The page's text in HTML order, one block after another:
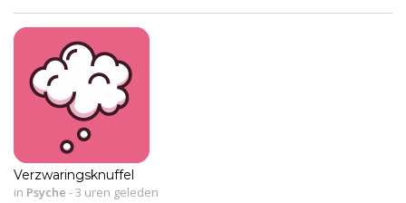
Verzwaringsknuffel
in Psyche - 3 uren geleden